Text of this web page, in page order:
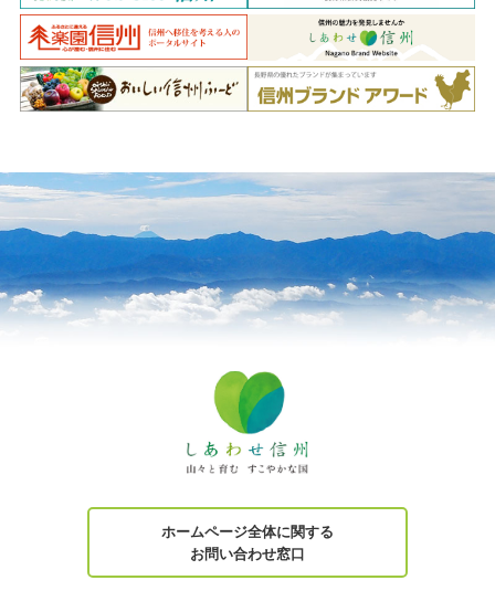
ホームページ全体に関する
お問い合わせ窓口